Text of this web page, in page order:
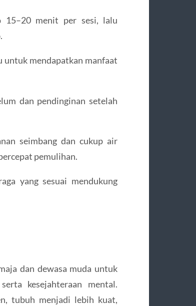
15–20 menit per sesi, lalu
untuk mendapatkan manfaat
dan pendinginan setelah
seimbang dan cukup air
pemulihan.
yang sesuai mendukung
dan dewasa muda untuk
kesejahteraan mental.
tubuh menjadi lebih kuat,